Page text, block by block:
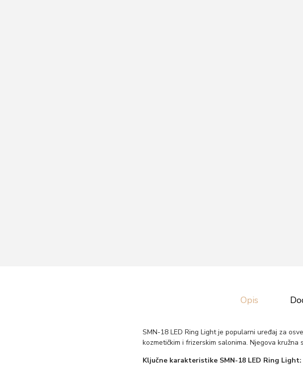
Opis
SMN-18 LED Ring Light je popularni uređaj za
kozmetičkim i frizerskim salonima. Njegova
Ključne karakteristike SMN-18 LED Ring Light: